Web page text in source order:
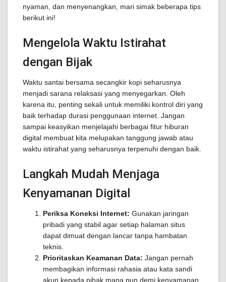
nyaman, dan menyenangkan, mari simak beberapa tips
berikut ini!
Mengelola Waktu Istirahat
dengan Bijak
Waktu santai bersama secangkir kopi seharusnya
menjadi sarana relaksasi yang menyegarkan. Oleh
karena itu, penting sekali untuk memiliki kontrol diri yang
baik terhadap durasi penggunaan internet. Jangan
sampai keasyikan menjelajahi berbagai fitur hiburan
digital membuat kita melupakan tanggung jawab atau
waktu istirahat yang seharusnya terpenuhi dengan baik.
Langkah Mudah Menjaga
Kenyamanan Digital
Periksa Koneksi Internet: Gunakan jaringan
pribadi yang stabil agar setiap halaman situs
dapat dimuat dengan lancar tanpa hambatan
teknis.
Prioritaskan Keamanan Data: Jangan pernah
membagikan informasi rahasia atau kata sandi
akun kepada pihak mana pun demi kenyamanan